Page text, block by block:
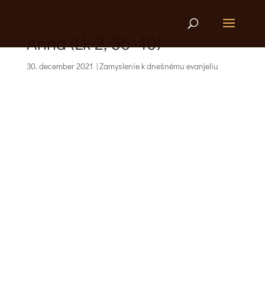
Anna (Lk 2, 36-40)
30. december 2021 |Zamyslenie k dnešnému evanjeliu